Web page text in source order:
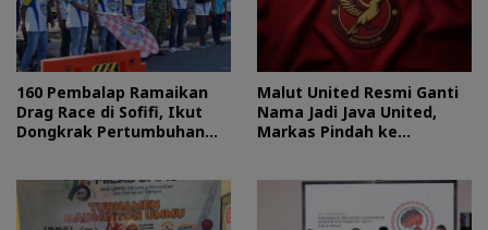
160 Pembalap Ramaikan
Drag Race di Sofifi, Ikut
Dongkrak Pertumbuhan
Malut United Resmi Ganti
Nama Jadi Java United,
Markas Pindah ke